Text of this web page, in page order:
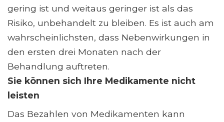
gering ist und weitaus geringer ist als das
Risiko, unbehandelt zu bleiben. Es ist auch am
wahrscheinlichsten, dass Nebenwirkungen in
den ersten drei Monaten nach der
Behandlung auftreten.
Sie können sich Ihre Medikamente nicht
leisten
Das Bezahlen von Medikamenten kann